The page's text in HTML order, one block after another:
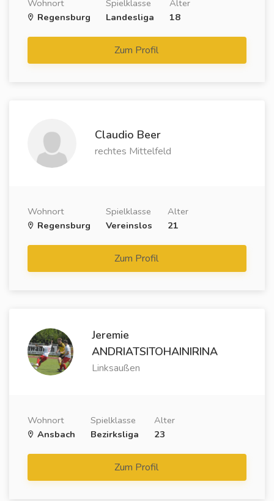
Wohnort
Regensburg
Spielklasse
Landesliga
Alter
18
Zum Profil
Claudio Beer
rechtes Mittelfeld
Wohnort
Regensburg
Spielklasse
Vereinslos
Alter
21
Zum Profil
Jeremie
ANDRIATSITOHAINIRINA
Linksaußen
Wohnort
Ansbach
Spielklasse
Bezirksliga
Alter
23
Zum Profil